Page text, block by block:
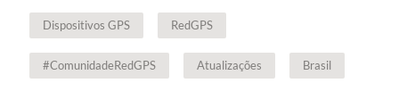
Dispositivos GPS RedGPS
#ComunidadeRedGPS Atualizações Brasil